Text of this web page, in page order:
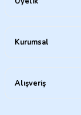
Kurumsal
Alışveriş